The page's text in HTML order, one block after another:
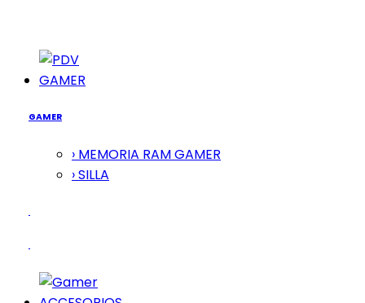
GAMER
GAMER
› MEMORIA RAM GAMER
› SILLA